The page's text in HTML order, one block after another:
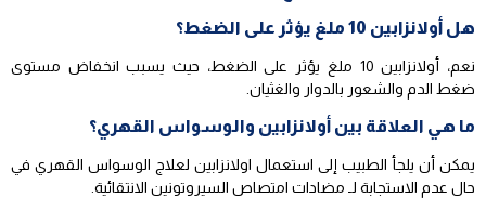
هل أولانزابين 10 ملغ يؤثر على الضغط؟
نعم، أولانزابين 10 ملغ يؤثر على الضغط، حيث يسبب انخفاض مستوى
ضغط الدم والشعور بالدوار والغثيان.
ما هي العلاقة بين أولانزابين والوسواس القهري؟
يمكن أن يلجأ الطبيب إلى استعمال اولانزابين لعلاج الوسواس القهري في
حال عدم الاستجابة لـ مضادات امتصاص السيروتونين الانتقائية.